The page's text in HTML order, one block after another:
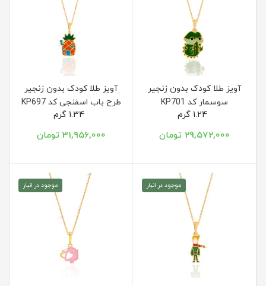
آویز طلا کودک بدون زنجیر
سوسمار کد KP701
29,572,000 تومان
آویز طلا کودک بدون زنجیر
طرح باب اسفنجی کد KP697
31,956,000 تومان
موجود در انبار موجود در انبار